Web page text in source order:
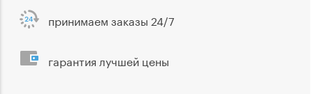
принимаем заказы 24/7
гарантия лучшей цены